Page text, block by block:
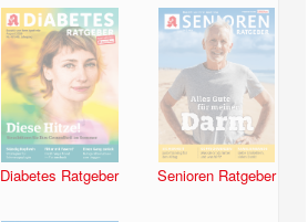
Diabetes Ratgeber Senioren Ratgeber